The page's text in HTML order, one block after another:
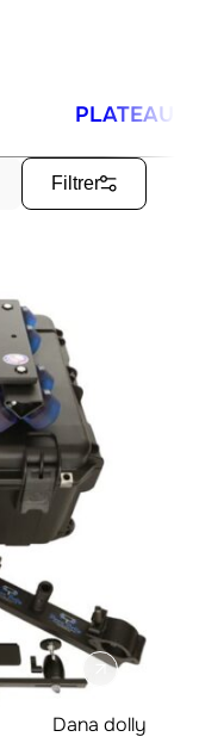
PLATEAU
Filtrer
Dana dolly